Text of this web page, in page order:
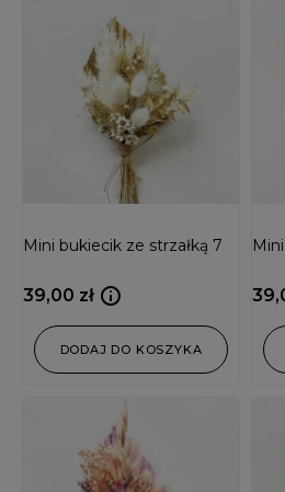
Mini bukiecik ze strzałką 7
39,00 zł
DODAJ DO KOSZYKA